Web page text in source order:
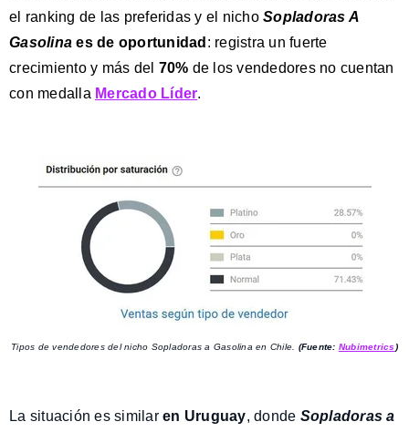
el ranking de las preferidas y el nicho Sopladoras A
Gasolina es de oportunidad : registra un fuerte
crecimiento y más del 70% de los vendedores no cuentan
con medalla Mercado Líder.
Tipos de vendedores del nicho Sopladoras a Gasolina en Chile. (Fuente: Nubimetrics )
La situación es similar en Uruguay, donde Sopladoras a